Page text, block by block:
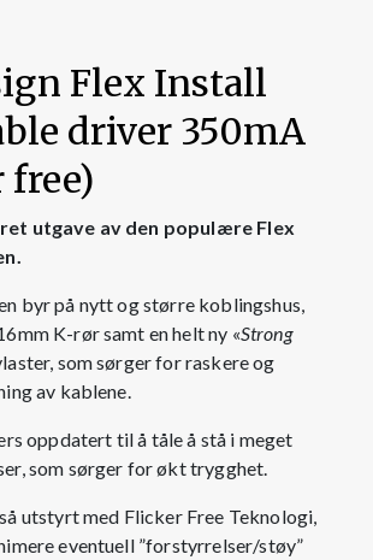
Flex Install
driver 350mA
free)
utgave av den populære Flex
byr på nytt og større koblingshus,
K-rør samt en helt ny «Strong
som sørger for raskere og
av kablene.
oppdatert til å tåle å stå i meget
som sørger for økt trygghet.
utstyrt med Flicker Free Teknologi,
eventuell ”forstyrrelser/støy”